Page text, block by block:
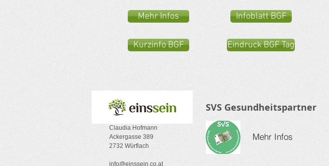
Mehr Infos Infoblatt BGF
Kurzinfo BGF Eindruck BGF Tag
Claudia Hofmann
Ackergasse 389
2732 Würflach
info@einssein.co.at
SVS Gesundheitspartner
Mehr Infos